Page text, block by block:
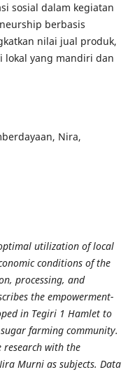
sosial dalam kegiatan
berbasis
nilai jual produk,
lokal yang mandiri dan
Nira,
utilization of local
conditions of the
processing, and
the empowerment-
in Tegiri 1 Hamlet to
farming community.
research with the
Murni as subjects. Data